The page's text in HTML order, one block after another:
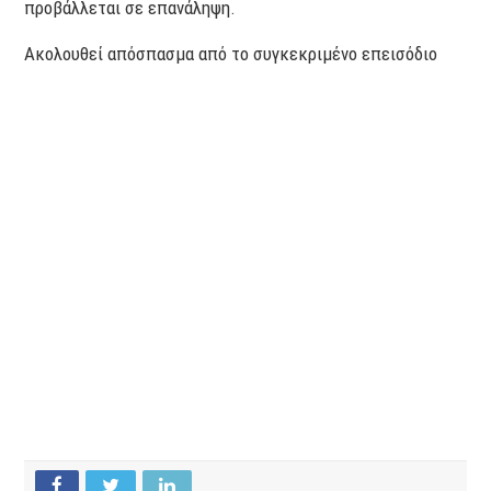
προβάλλεται σε επανάληψη.
Ακολουθεί απόσπασμα από το συγκεκριμένο επεισόδιο